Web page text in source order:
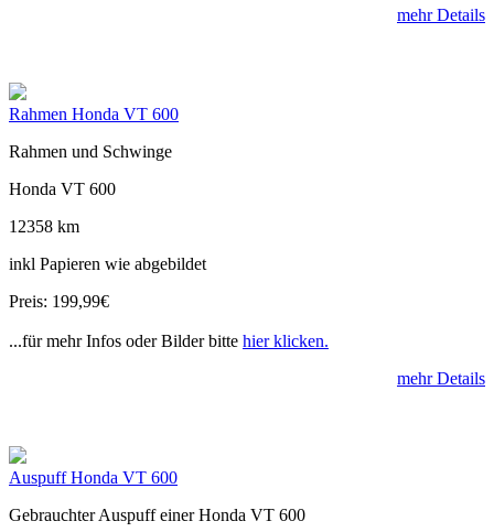
mehr Details
Rahmen Honda VT 600
Rahmen und Schwinge
Honda VT 600
12358 km
inkl Papieren wie abgebildet
Preis: 199,99€
...für mehr Infos oder Bilder bitte hier klicken.
mehr Details
Auspuff Honda VT 600
Gebrauchter Auspuff einer Honda VT 600